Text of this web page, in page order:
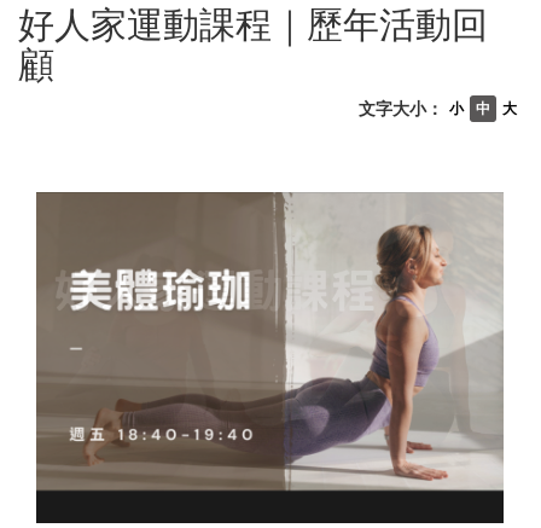
好人家運動課程｜歷年活動回
顧
大
中
小
文字大小：